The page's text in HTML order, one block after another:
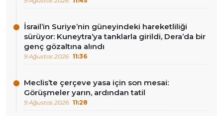
İsrail’in Suriye’nin güneyindeki hareketliliği
sürüyor: Kuneytra’ya tanklarla girildi, Dera’da bir
genç gözaltına alındı
9 Ağustos 2026 11:36
Meclis’te çerçeve yasa için son mesai:
Görüşmeler yarın, ardından tatil
9 Ağustos 2026 11:28